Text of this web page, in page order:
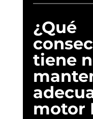
¿Qué
tiene
motor